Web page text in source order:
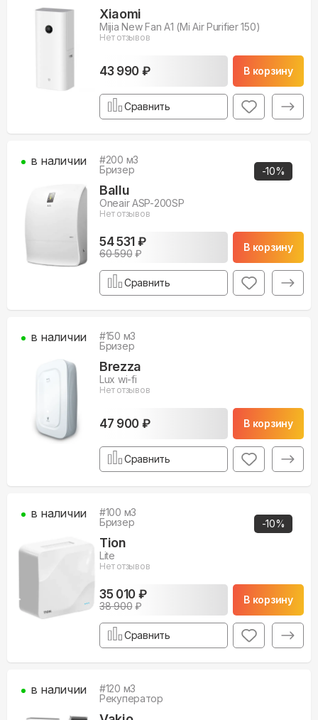
Xiaomi
Mijia New Fan A1 (Mi Air Purifier 150)
Нет отзывов
43 990 ₽ В корзину
Сравнить
-10%
#200 м3
Бризер
Ballu
Oneair ASP-200SP
Нет отзывов
54 531 ₽
60 590₽
В корзину
в наличии
Сравнить
#150 м3
Бризер
Brezza
Lux wi-fi
Нет отзывов
47 900 ₽ В корзину
в наличии
Сравнить
-10%
#100 м3
Бризер
Tion
Lite
Нет отзывов
35 010 ₽
38 900₽
В корзину
в наличии
Сравнить
#120 м3
Рекуператор
в наличии